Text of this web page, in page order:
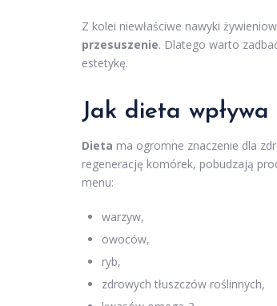
Z kolei niewłaściwe nawyki
przesuszenie. Dlatego warto
estetykę.
Jak dieta
Dieta ma ogromne znaczenie dla
regenerację komórek, pobudzają
menu:
warzyw,
owoców,
ryb,
zdrowych tłuszczów roślinnych,